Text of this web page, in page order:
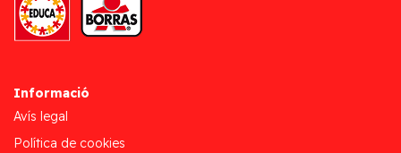
Informació
Avís legal
Política de cookies